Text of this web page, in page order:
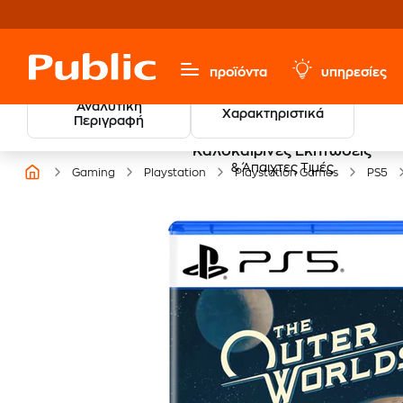
προϊόντα υπηρεσίες
Αναλυτική
Περιγραφή
Χαρακτηριστικά
Καλοκαιρινές Εκπτώσεις
& Άπαιχτες Τιμές
Gaming Playstation Playstation Games PS5